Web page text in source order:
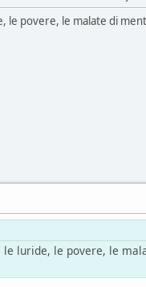
povere, le malate di
luride, le povere, le